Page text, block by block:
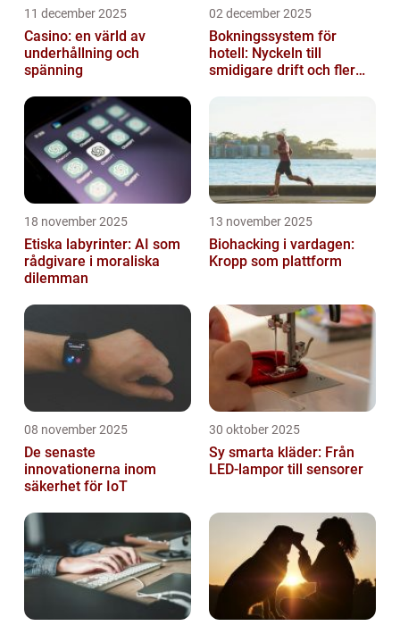
11 december 2025
Casino: en värld av
underhållning och
spänning
02 december 2025
Bokningssystem för
hotell: Nyckeln till
smidigare drift och fler
18 november 2025
Etiska labyrinter: AI som
rådgivare i moraliska
dilemman
13 november 2025
Biohacking i vardagen:
Kropp som plattform
08 november 2025
De senaste
innovationerna inom
säkerhet för IoT
30 oktober 2025
Sy smarta kläder: Från
LED-lampor till sensorer